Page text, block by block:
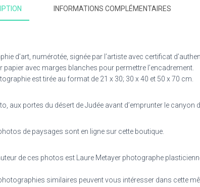
INFORMATIONS COMPLÉMENTAIRES
d’art, numérotée, signée par l’artiste avec certificat
papier avec marges blanches pour permettre l’encadrement.
est tirée au format de 21 x 30; 30 x 40 et 50 x 70 cm.
aux portes du désert de Judée avant d’emprunter le
de paysages sont en ligne sur cette boutique.
auteur de ces photos est Laure Metayer photographe
similaires peuvent vous intéresser dans cette